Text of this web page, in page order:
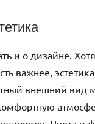
и о дизайне. Хотя
важнее,
внешний вид